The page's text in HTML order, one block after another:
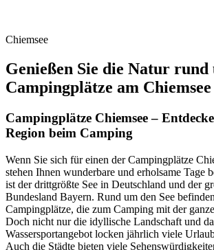
Chiemsee
Genießen Sie die Natur rund
Campingplätze am Chiemsee
Campingplätze Chiemsee –
Region beim Camping
Wenn Sie sich für einen der Campingplätze
stehen Ihnen wunderbare und erholsame Tage
ist der drittgrößte See in Deutschland und der
Bundesland Bayern. Rund um den See
Campingplätze, die zum Camping mit der
Doch nicht nur die idyllische Landschaft und
Wassersportangebot locken jährlich viele
Auch die Städte bieten viele